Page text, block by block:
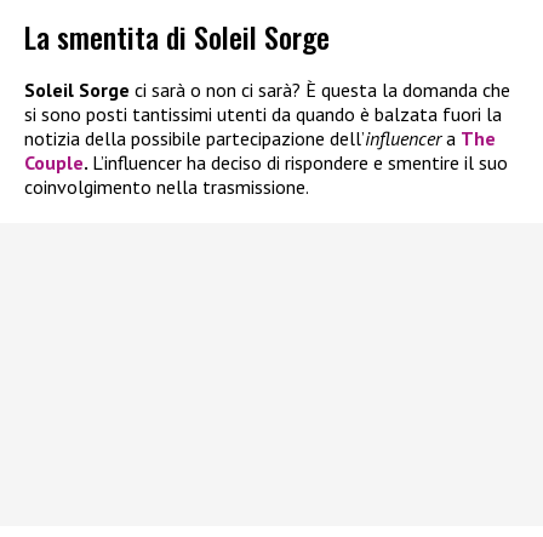
La smentita di Soleil Sorge
Soleil Sorge ci sarà o non ci sarà? È questa la domanda che
si sono posti tantissimi utenti da quando è balzata fuori la
notizia della possibile partecipazione dell’influencera The
Couple. L’influencer ha deciso di rispondere e smentire il suo
coinvolgimento nella trasmissione.